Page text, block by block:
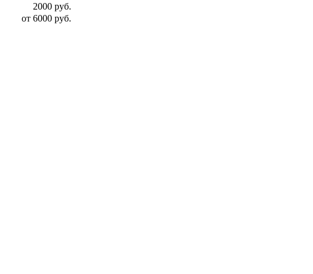
2000 руб.
от 6000 руб.